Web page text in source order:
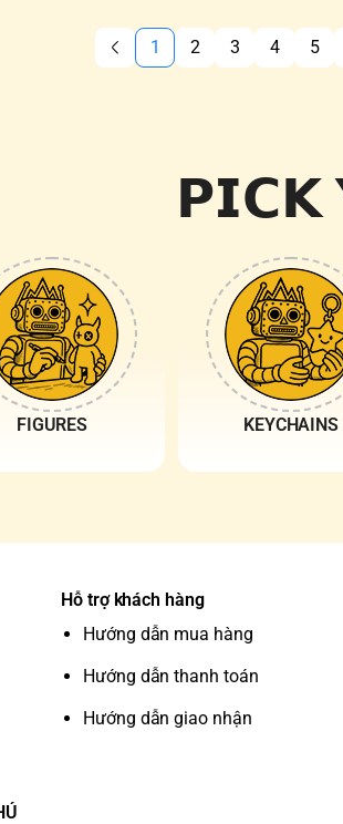
1 2 3 4 5
𝗣𝗜𝗖𝗞
FIGURES KEYCHAINS
Hỗ trợ khách hàng
Hướng dẫn mua hàng
Hướng dẫn thanh toán
Hướng dẫn giao nhận